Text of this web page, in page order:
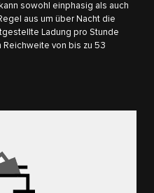
sowohl einphasig als auch
aus um über Nacht die
Ladung pro Stunde
von bis zu 53